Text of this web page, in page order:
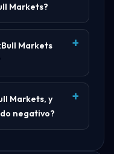
Markets?
Markets
Markets, y
negativo?